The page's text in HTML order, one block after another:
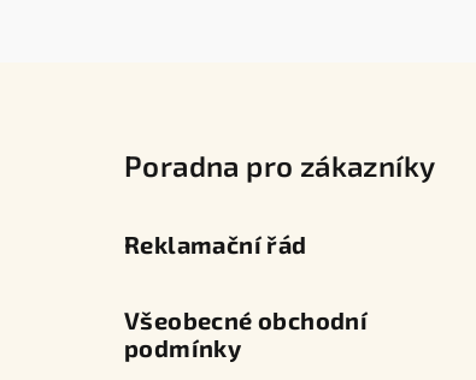
Poradna pro zákazníky
Reklamační řád
Všeobecné obchodní
podmínky